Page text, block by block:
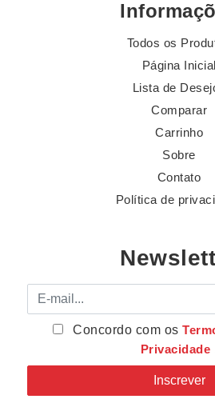
Todos os
Página Inicial
Lista de
Comparar
Carrinho
Sobre
Contato
Política de
E-mail
Concordo com os
Privacidade